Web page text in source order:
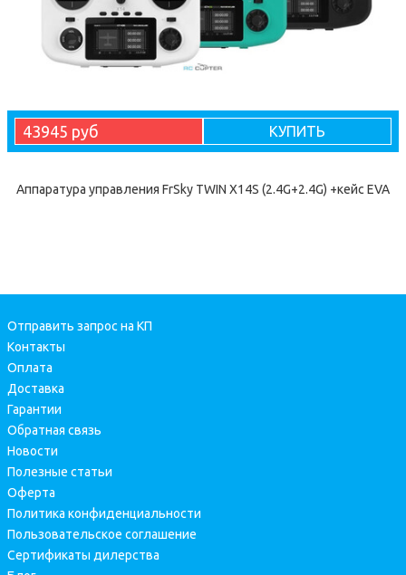
43945 руб КУПИТЬ
Аппаратура управления FrSky TWIN X14S (2.4G+2.4G) +кейс EVA
Отправить запрос на КП
Контакты
Оплата
Доставка
Гарантии
Обратная связь
Новости
Полезные статьи
Оферта
Политика конфиденциальности
Пользовательское соглашение
Сертификаты дилерства